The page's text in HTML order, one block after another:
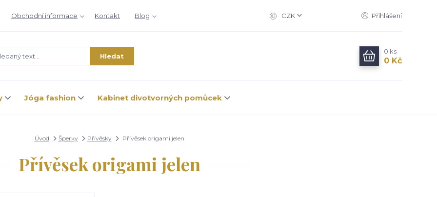
Obchodní informace Kontakt Blog CZK Přihlášení
Hledat
0 ks
0 Kč
Jóga fashion Kabinet divotvorných pomůcek
Úvod Šperky Přívěsky Přívěsek origami jelen
Přívěsek origami jelen